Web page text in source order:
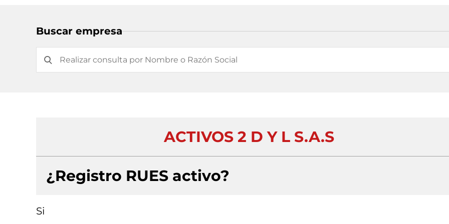
Buscar empresa
ACTIVOS 2 D Y L S.A.S
¿Registro RUES activo?
Si